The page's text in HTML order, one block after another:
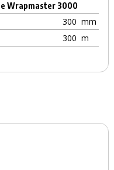
Wrapmaster 3000
300 mm
300 m